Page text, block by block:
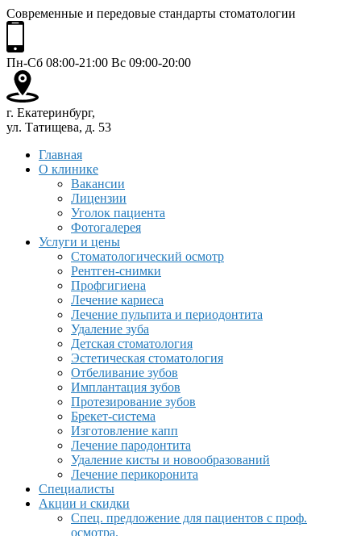
Современные и передовые стандарты стоматологии
Пн-Сб 08:00-21:00 Вс 09:00-20:00
г. Екатеринбург,
ул. Татищева, д. 53
Главная
О клинике
Вакансии
Лицензии
Уголок пациента
Фотогалерея
Услуги и цены
Стоматологический осмотр
Рентген-снимки
Профгигиена
Лечение кариеса
Лечение пульпита и периодонтита
Удаление зуба
Детская стоматология
Эстетическая стоматология
Отбеливание зубов
Имплантация зубов
Протезирование зубов
Брекет-система
Изготовление капп
Лечение пародонтита
Удаление кисты и новообразований
Лечение перикоронита
Специалисты
Акции и скидки
Спец. предложение для пациентов с проф.
осмотра.